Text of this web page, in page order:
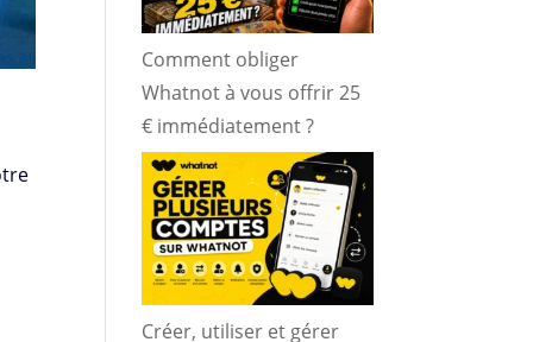
Comment obliger
Whatnot à vous offrir 25
€ immédiatement ?
Créer, utiliser et gérer